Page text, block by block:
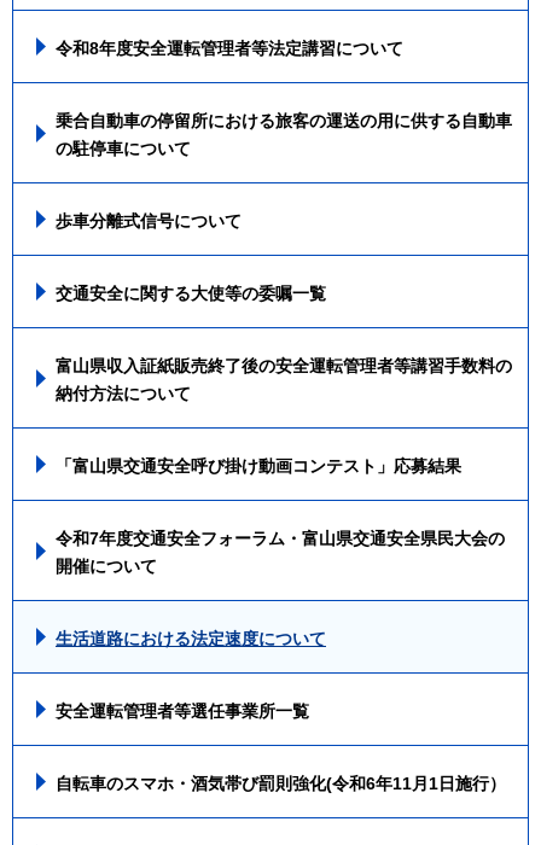
令和8年度安全運転管理者等法定講習について
乗合自動車の停留所における旅客の運送の用に供する自動車
の駐停車について
歩車分離式信号について
交通安全に関する大使等の委嘱一覧
富山県収入証紙販売終了後の安全運転管理者等講習手数料の
納付方法について
「富山県交通安全呼び掛け動画コンテスト」応募結果
令和7年度交通安全フォーラム・富山県交通安全県民大会の
開催について
生活道路における法定速度について
安全運転管理者等選任事業所一覧
自転車のスマホ・酒気帯び罰則強化(令和6年11月1日施行）